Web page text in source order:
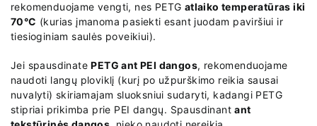
rekomenduojame vengti, nes PETG atlaiko temperatūras iki
70°C (kurias įmanoma pasiekti esant juodam paviršiui ir
tiesioginiam saulės poveikiui).
Jei spausdinatePETG ant PEI dangos, rekomenduojame
naudoti langų ploviklį (kurį po užpurškimo reikia sausai
nuvalyti) skiriamajam sluoksniui sudaryti, kadangi PETG
stipriai prikimba prie PEI dangų. Spausdinantant